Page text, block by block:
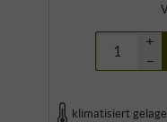
+
–
klimatisiert